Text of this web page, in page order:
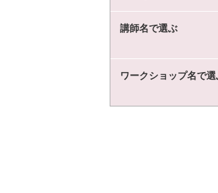
講師名で選ぶ
ワークショップ名で選